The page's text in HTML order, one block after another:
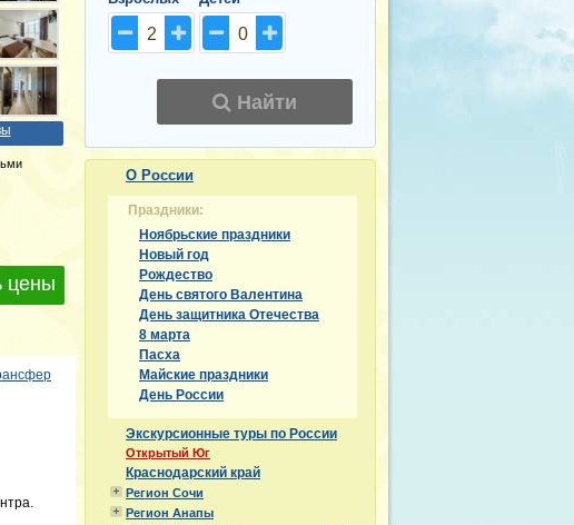
цены
2 0
Найти
О России
Праздники:
Ноябрьские праздники
Новый год
Рождество
День святого Валентина
День защитника Отечества
8 марта
Пасха
Майские праздники
День России
Экскурсионные туры по России
Открытый Юг
Краснодарский край
Регион Сочи
Регион Анапы